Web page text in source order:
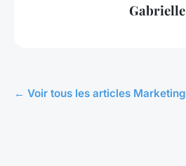
Gabrielle
← Voir tous les articles Marketing